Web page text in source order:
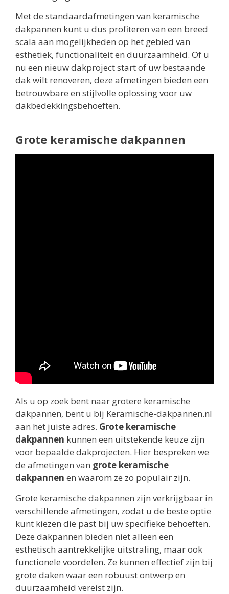
Met de standaardafmetingen van keramische
dakpannen kunt u dus profiteren van een breed
scala aan mogelijkheden op het gebied van
esthetiek, functionaliteit en duurzaamheid. Of u
nu een nieuw dakproject start of uw bestaande
dak wilt renoveren, deze afmetingen bieden een
betrouwbare en stijlvolle oplossing voor uw
dakbedekkingsbehoeften.
Grote keramische dakpannen
Als u op zoek bent naar grotere keramische
dakpannen, bent u bij Keramische-dakpannen.nl
aan het juiste adres. Grote keramische
dakpannen kunnen een uitstekende keuze zijn
voor bepaalde dakprojecten. Hier bespreken we
de afmetingen van grote keramische
dakpannen en waarom ze zo populair zijn.
Grote keramische dakpannen zijn verkrijgbaar in
verschillende afmetingen, zodat u de beste optie
kunt kiezen die past bij uw specifieke behoeften.
Deze dakpannen bieden niet alleen een
esthetisch aantrekkelijke uitstraling, maar ook
functionele voordelen. Ze kunnen effectief zijn bij
grote daken waar een robuust ontwerp en
duurzaamheid vereist zijn.